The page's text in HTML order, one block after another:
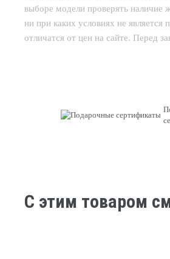
выборе модели проверять наличие
ни при каких условиях не
отличатся от цен на сайте. Перед
C этим товаром